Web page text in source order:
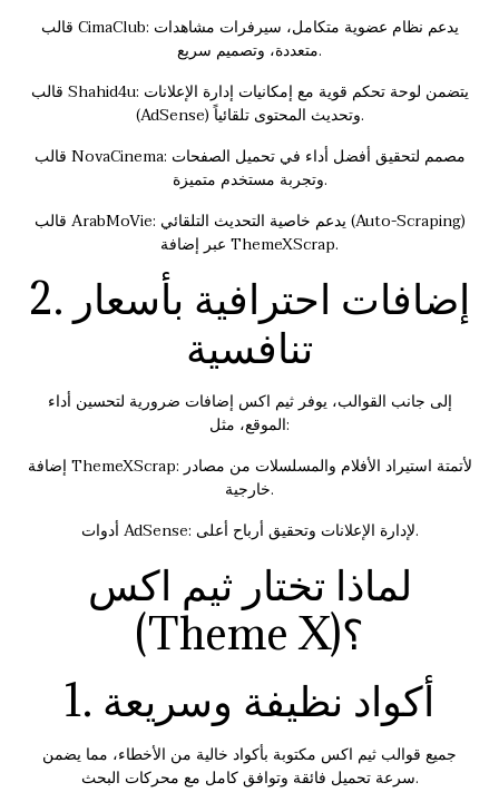
قالب CimaClub: يدعم نظام عضوية متكامل، سيرفرات مشاهدات
متعددة، وتصميم سريع.
قالب Shahid4u: يتضمن لوحة تحكم قوية مع إمكانيات إدارة الإعلانات
(AdSense) وتحديث المحتوى تلقائياً.
قالب NovaCinema: مصمم لتحقيق أفضل أداء في تحميل الصفحات
وتجربة مستخدم متميزة.
قالب ArabMoVie: يدعم خاصية التحديث التلقائي (Auto-Scraping)
عبر إضافة ThemeXScrap.
2. إضافات احترافية بأسعار
تنافسية
إلى جانب القوالب، يوفر ثيم اكس إضافات ضرورية لتحسين أداء
الموقع، مثل:
إضافة ThemeXScrap: لأتمتة استيراد الأفلام والمسلسلات من مصادر
خارجية.
أدوات AdSense: لإدارة الإعلانات وتحقيق أرباح أعلى.
لماذا تختار ثيم اكس
(Theme X)؟
1. أكواد نظيفة وسريعة
جميع قوالب ثيم اكس مكتوبة بأكواد خالية من الأخطاء، مما يضمن
سرعة تحميل فائقة وتوافق كامل مع محركات البحث.